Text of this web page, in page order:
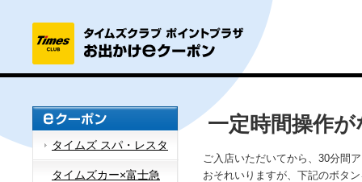
タイムズ スパ・レスタ
タイムズカー×富士急
一定時間操作
ご入店いただいてから、30分間
おそれいりますが、下記のボタ